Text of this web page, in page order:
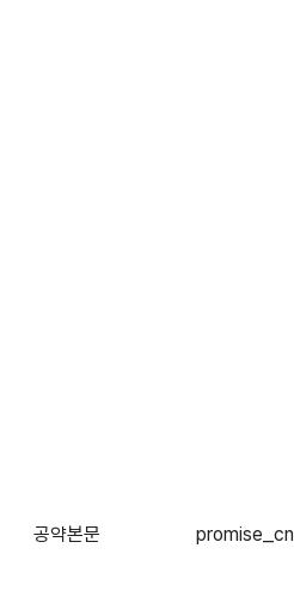
공약본문 promise_cn